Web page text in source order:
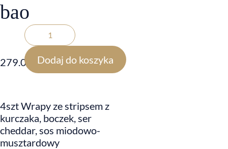
bao
279.00 zł
Dodaj do koszyka
4szt Wrapy ze stripsem z
kurczaka, boczek, ser
cheddar, sos miodowo-
musztardowy